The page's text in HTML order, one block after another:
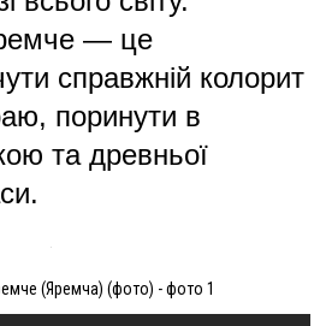
— це
справжній колорит
поринути в
та древньої
(Яремча) (фото) - фото 1